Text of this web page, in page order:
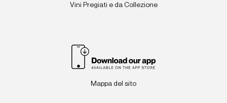
Vini Pregiati e da Collezione
Mappa del sito